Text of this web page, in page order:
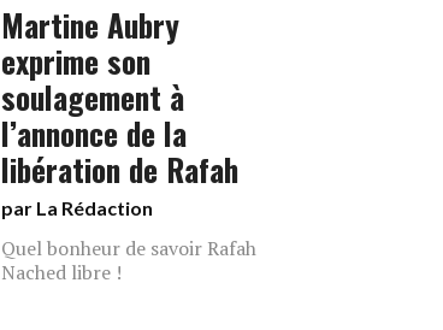
Martine Aubry
exprime son
soulagement à
l’annonce de la
libération de Rafah
par La Rédaction
Quel bonheur de savoir Rafah
Nached libre !